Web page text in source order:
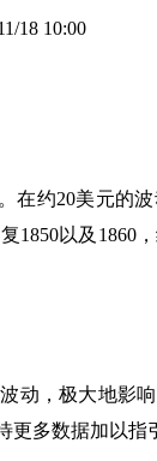
18 10:00
。在约20美元的
1850以及1860
动，极大地影
更多数据加以指